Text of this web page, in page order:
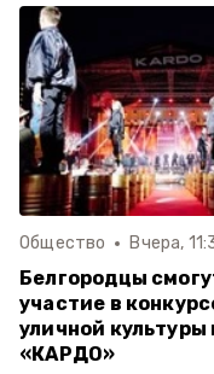
Общество Вчера,
Белгородцы
участие в
уличной культуры
«КАРДО»